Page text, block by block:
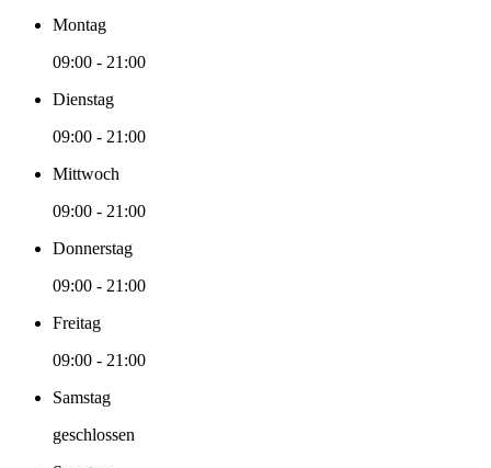
Montag
09:00 - 21:00
Dienstag
09:00 - 21:00
Mittwoch
09:00 - 21:00
Donnerstag
09:00 - 21:00
Freitag
09:00 - 21:00
Samstag
geschlossen